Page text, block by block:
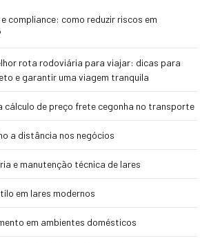
compliance: como reduzir riscos em
rota rodoviária para viajar: dicas para
e garantir uma viagem tranquila
cálculo de preço frete cegonha no transporte
a distância nos negócios
e manutenção técnica de lares
em lares modernos
em ambientes domésticos